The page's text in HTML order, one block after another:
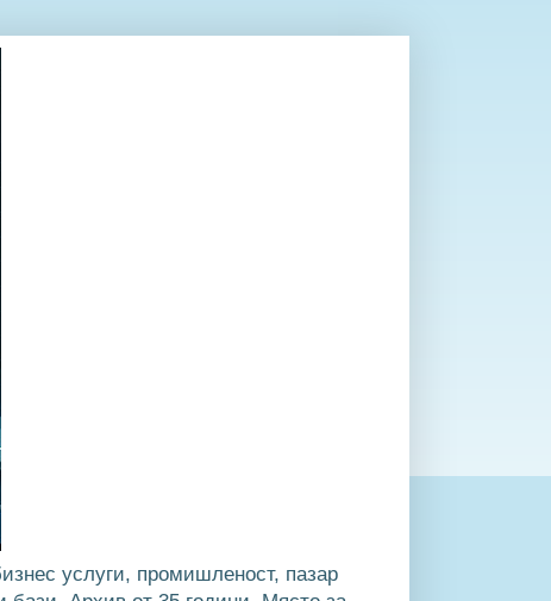
услуги, промишленост, пазар